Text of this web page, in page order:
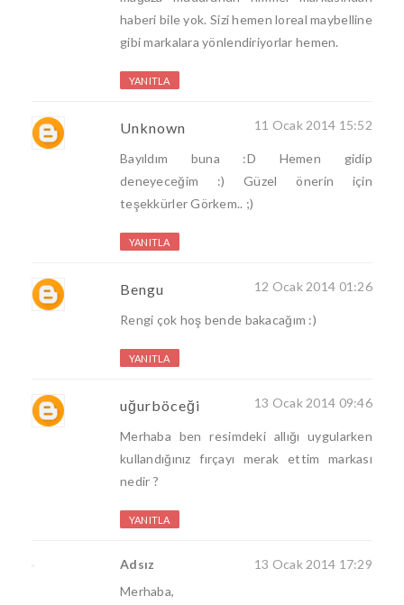
haberi bile yok. Sizi hemen loreal maybelline
gibi markalara yönlendiriyorlar hemen.
YANITLA
Unknown 11 Ocak 2014 15:52
Bayıldım buna :D Hemen gidip
deneyeceğim :) Güzel önerin için
teşekkürler Görkem.. ;)
YANITLA
Bengu 12 Ocak 2014 01:26
Rengi çok hoş bende bakacağım :)
YANITLA
uğurböceği 13 Ocak 2014 09:46
Merhaba ben resimdeki allığı uygularken
kullandığınız fırçayı merak ettim markası
nedir ?
YANITLA
Adsız
13 Ocak 2014 17:29
Merhaba,